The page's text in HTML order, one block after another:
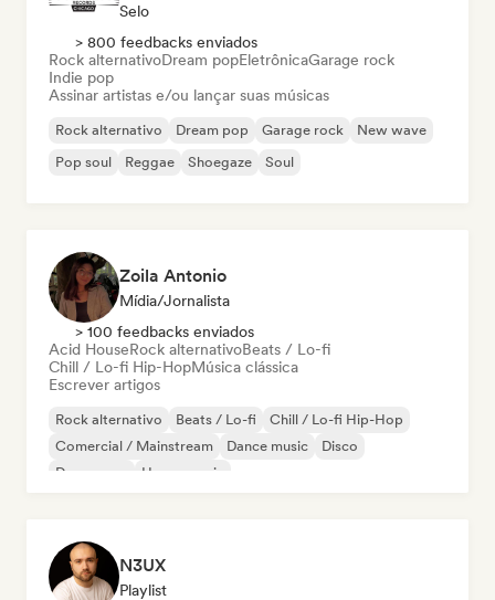
Selo
> 800 feedbacks enviados
Rock alternativoDream popEletrônicaGarage rock
Indie pop
Assinar artistas e/ou lançar suas músicas
Rock alternativo Dream pop Garage rock
New wave
Pop soul
Reggae Shoegaze Soul
Zoila Antonio
Mídia/Jornalista
> 100 feedbacks enviados
Acid HouseRock alternativoBeats / Lo-fi
Chill / Lo-fi Hip-HopMúsica clássica
Escrever artigos
Rock alternativo Beats / Lo-fi
Chill / Lo-fi Hip-Hop
Comercial / Mainstream
Dance music
Disco
Dream pop
House music
N3UX
Playlist